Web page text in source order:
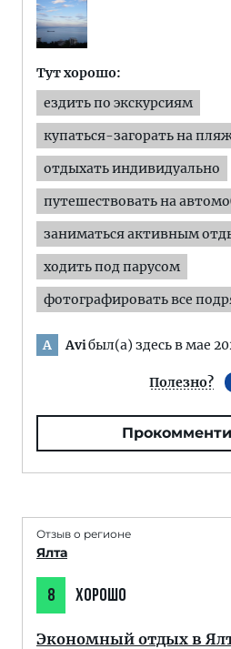
Тут хорошо:
ездить по экскурсиям
купаться-загорать на
отдыхать индивидуально
путешествовать на
заниматься активным
ходить под парусом
фотографировать все
A Aviбыл(а) здесь в мае
Полезно?
Отзыв о регионе
Ялта
8 ХОРОШО
Экономный отдых в